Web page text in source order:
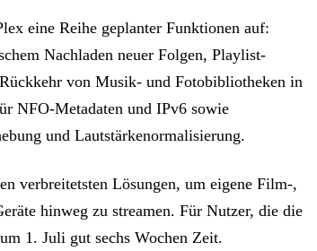
eine Reihe geplanter Funktionen auf:
Nachladen neuer Folgen, Playlist-
von Musik- und Fotobibliotheken in
NFO-Metadaten und IPv6 sowie
und Lautstärkenormalisierung.
verbreitetsten Lösungen, um eigene Film-,
hinweg zu streamen. Für Nutzer, die die
1. Juli gut sechs Wochen Zeit.